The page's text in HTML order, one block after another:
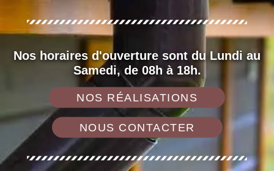
Nos horaires d'ouverture sont du Lundi au
Samedi, de 08h à 18h.
NOS RÉALISATIONS
NOUS CONTACTER